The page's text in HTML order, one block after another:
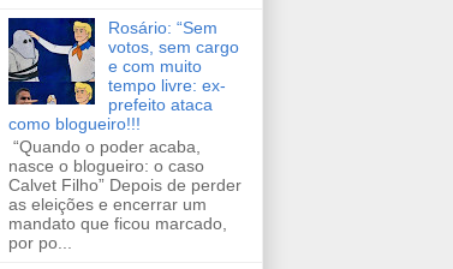
Rosário: “Sem
votos, sem cargo
e com muito
tempo livre: ex-
prefeito ataca
como blogueiro!!!
“Quando o poder acaba,
nasce o blogueiro: o caso
Calvet Filho” Depois de perder
as eleições e encerrar um
mandato que ficou marcado,
por po...